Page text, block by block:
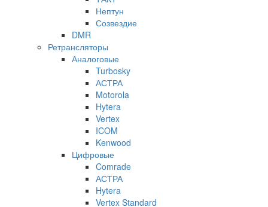
Нептун
Созвездие
DMR
Ретрансляторы
Аналоговые
Turbosky
АСТРА
Motorola
Hytera
Vertex
ICOM
Kenwood
Цифровые
Comrade
АСТРА
Hytera
Vertex Standard